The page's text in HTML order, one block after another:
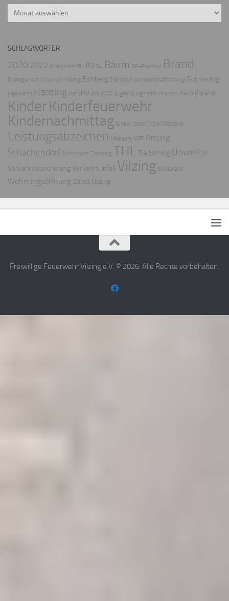
Archiv
SCHLAGWÖRTER
2020 2022 Altenmarkt B1 B2 B4 Baum BR-Radltour Brand
Brandgeruch Cham DJK-Vilzing Eichberg Ellersdorf Gemeinschaftsübung Gutmaning
Halloween Hanzing Hof JHV JHV 2020 Jugend Jugendfeuerwehr Kaminbrand
Kinder Kinderfeuerwehr
Kindernachmittag landwirtschaftliche Maschine
Leistungsabzeichen Maibaum MZF Rissing
Schachendorf Schreinerei Tasching THLTraitsching Unwetter
Verkehrsabsicherung Verkehrsunfall Vilzing Waldbrand
Wohnungsöffnung Zandt Übung
Freiwillige Feuerwehr Vilzing e.V. © 2026. Alle Rechte vorbehalten.